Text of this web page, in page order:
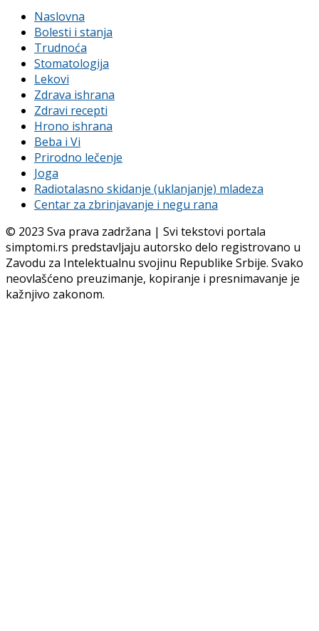
Naslovna
Bolesti i stanja
Trudnoća
Stomatologija
Lekovi
Zdrava ishrana
Zdravi recepti
Hrono ishrana
Beba i Vi
Prirodno lečenje
Joga
Radiotalasno skidanje (uklanjanje) mladeza
Centar za zbrinjavanje i negu rana
© 2023 Sva prava zadržana | Svi tekstovi portala
simptomi.rs predstavljaju autorsko delo registrovano u
Zavodu za Intelektualnu svojinu Republike Srbije. Svako
neovlašćeno preuzimanje, kopiranje i presnimavanje je
kažnjivo zakonom.